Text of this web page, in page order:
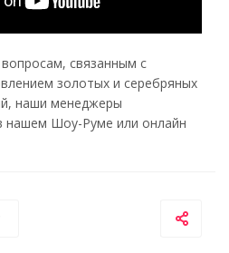
связанным с
золотых и серебряных
наши менеджеры
нашем Шоу-Руме или онлайн